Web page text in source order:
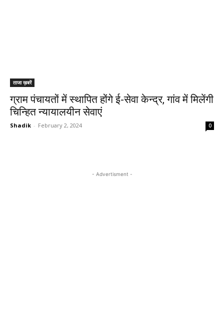
ताजा ख़बरें
ग्राम पंचायतों में स्थापित होंगे ई-सेवा केन्द्र, गांव में मिलेंगी
चिन्हित न्यायालयीन सेवाएं
Shadik - February 2, 2024 0
- Advertisment -